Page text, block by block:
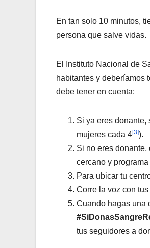
En tan solo 10 minutos,
persona que salve vidas.
El Instituto Nacional de
habitantes y deberíamos
debe tener en cuenta:
Si ya eres donante,
mujeres cada 4[3]).
Si no eres
cercano y
Para ubicar tu
Corre la voz con
Cuando hagas una
tus seguidores a